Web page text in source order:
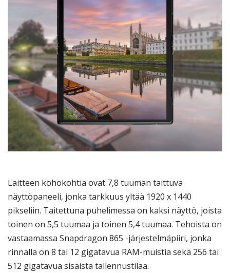
Laitteen kohokohtia ovat 7,8 tuuman taittuva
näyttöpaneeli, jonka tarkkuus yltää 1920 x 1440
pikseliin. Taitettuna puhelimessa on kaksi näyttö, joista
toinen on 5,5 tuumaa ja toinen 5,4 tuumaa. Tehoista on
vastaamassa Snapdragon 865 -järjestelmäpiiri, jonka
rinnalla on 8 tai 12 gigatavua RAM-muistia sekä 256 tai
512 gigatavua sisäistä tallennustilaa.